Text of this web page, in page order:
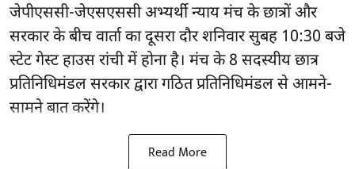
जेपीएससी-जेएसएससी अभ्यर्थीन्याय मंच के छात्रों और
सरकार के बीच वार्ता का दूसरा दौर शनिवार सुबह 10:30 बजे
स्टेट गेस्ट हाउस रांची में होना है। मंच के 8 सदस्यीय छात्र
प्रतिनिधिमंडल सरकार द्वारा गठित प्रतिनिधिमंडल से आमने-
सामने बात करेंगे।
Read More